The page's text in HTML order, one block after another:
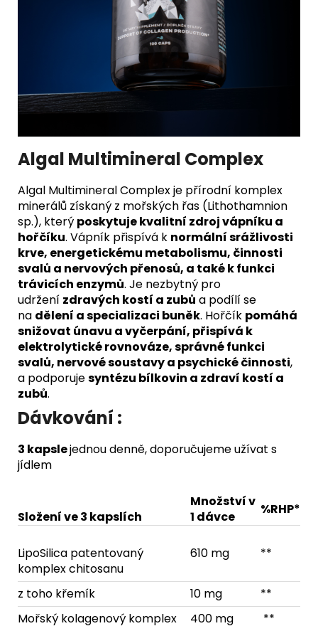
Algal Multimineral Complex
Algal Multimineral Complex je přírodní komplex
minerálů získaný z mořských řas (Lithothamnion
sp.), který poskytuje kvalitní zdroj vápníku a
hořčíku. Vápník přispívá k normální srážlivosti
krve, energetickému metabolismu, činnosti
svalů a nervových přenosů, a také k funkci
trávicích enzymů. Je nezbytný pro
udržení zdravých kostí a zubů a podílí se
na dělení a specializaci buněk. Hořčík pomáhá
snižovat únavu a vyčerpání, přispívá k
elektrolytické rovnováze, správné funkci
svalů, nervové soustavy a psychické činnosti,
a podporujesyntézu bílkovin a zdraví kostí a
zubů.
Dávkování :
3 kapslejednou denně, doporučujeme užívat s
jídlem
Složení ve 3 kapslích
Množství v
1 dávce
%RHP*
LipoSilica patentovaný
komplex chitosanu
610 mg **
z toho křemík 10 mg
**
Mořský kolagenový komplex
400 mg **